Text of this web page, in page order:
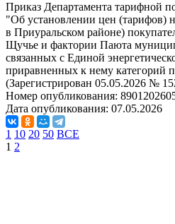
Приказ Департамента тарифной
"Об установлении цен (тарифов)
в Приуральском районе)
Щучье и фактории Паюта
связанных с Единой
приравненных к нему категорий
(Зарегистрирован 05.05.2026 №
Номер опубликования:
Дата опубликования: 07.05.2026
1 10 20 50 ВСЕ
1 2